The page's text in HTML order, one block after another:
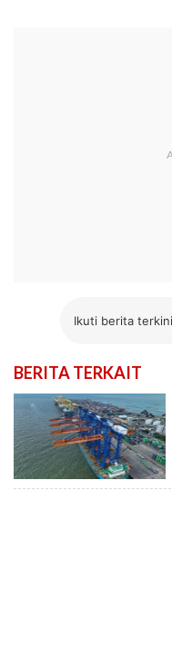
Ikuti berita
BERITA TERKAIT